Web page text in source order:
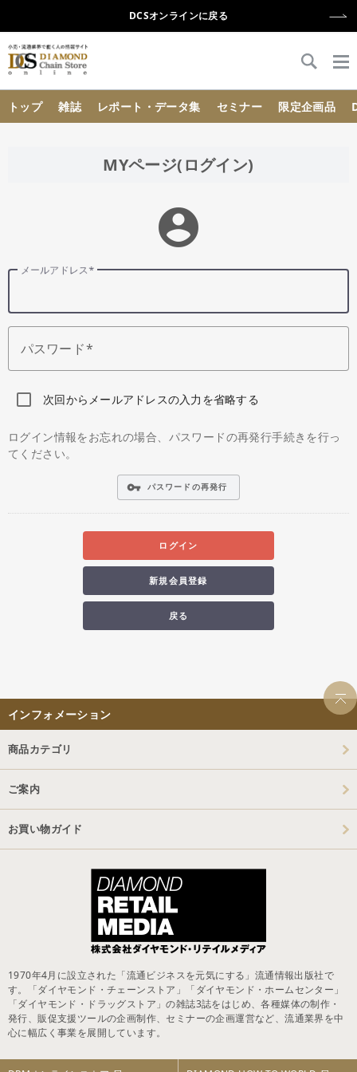
DCSオンラインに戻る
トップ 雑誌 レポート・データ集 セミナー 限定企画品
MYページ(ログイン)
account_circle
メールアドレス
パスワード
次回からメールアドレスの入力を省略する
ログイン情報をお忘れの場合、パスワードの再発行手続きを行っ
てください。
vpn_key パスワードの再発行
ログイン
新規会員登録
戻る
インフォメーション
商品カテゴリ
ご案内
お買い物ガイド
1970年4月に設立された「流通ビジネスを元気にする」流通情報出版社で
す。「ダイヤモンド・チェーンストア」「ダイヤモンド・ホームセンター」
「ダイヤモンド・ドラッグストア」の雑誌3誌をはじめ、各種媒体の制作・
発行、販促支援ツールの企画制作、セミナーの企画運営など、流通業界を中
心に幅広く事業を展開しています。